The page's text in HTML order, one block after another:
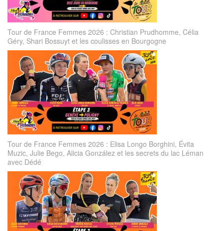
Tour de France Femmes 2026 : Christian Prudhomme, Célia
Géry, Shari Bossuyt et les coulisses en Bourgogne
Tour de France Femmes 2026 : Elisa Longo Borghini, Évita
Muzic, Julie Bego, Alicia González et les secrets du lac Léman
avec Dédé